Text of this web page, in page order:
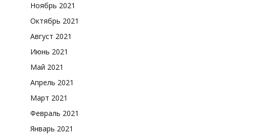
Ноябрь 2021
Октябрь 2021
Август 2021
Июнь 2021
Май 2021
Апрель 2021
Март 2021
Февраль 2021
Январь 2021